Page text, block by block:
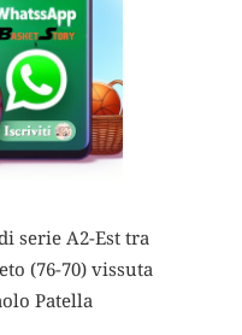
serie A2-Est tra
(76-70) vissuta
Patella